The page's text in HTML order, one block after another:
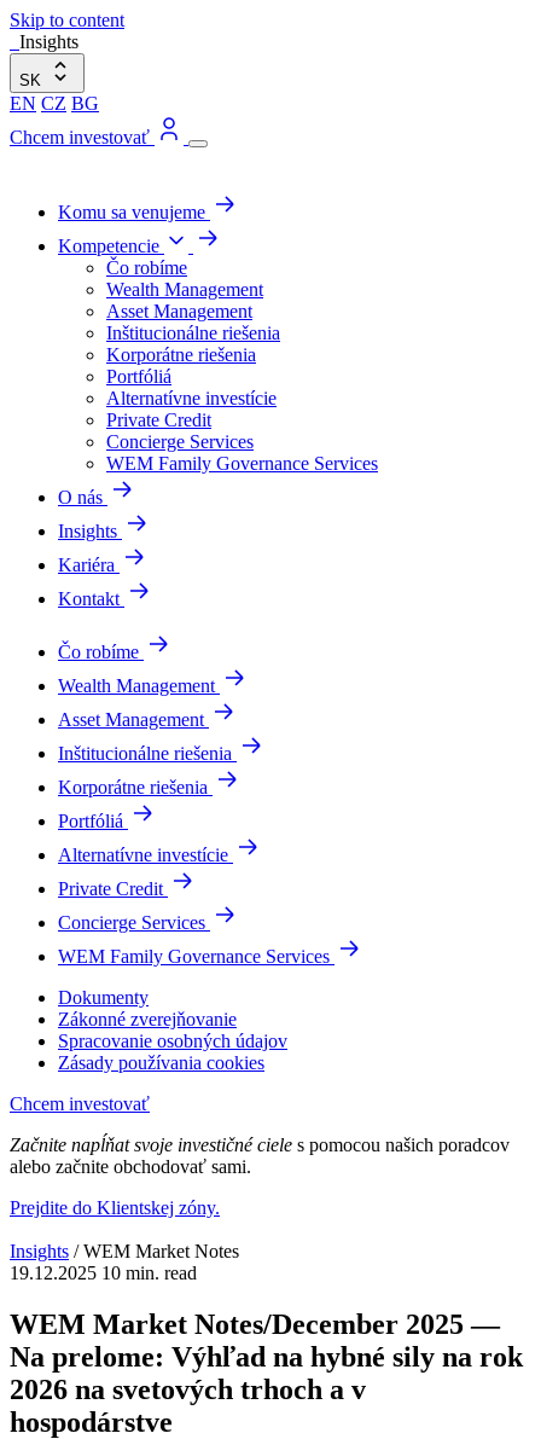
Skip to content
Insights
SK
EN CZ BG
Chcem investovať
Komu sa venujeme
Kompetencie
Čo robíme
Wealth Management
Asset Management
Inštitucionálne riešenia
Korporátne riešenia
Portfóliá
Alternatívne investície
Private Credit
Concierge Services
WEM Family Governance Services
O nás
Insights
Kariéra
Kontakt
Čo robíme
Wealth Management
Asset Management
Inštitucionálne riešenia
Korporátne riešenia
Portfóliá
Alternatívne investície
Private Credit
Concierge Services
WEM Family Governance Services
Dokumenty
Zákonné zverejňovanie
Spracovanie osobných údajov
Zásady používania cookies
Chcem investovať
Začnite napĺňat svoje investičné ciele s pomocou našich poradcov
alebo začnite obchodovať sami.
Prejdite do Klientskej zóny.
Insights / WEM Market Notes
19.12.2025 10 min. read
WEM Market Notes/December 2025 —
Na prelome: Výhľad na hybné sily na rok
2026 na svetových trhoch a v
hospodárstve